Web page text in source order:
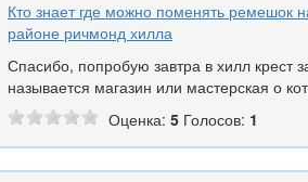
Кто знает где можно поменять ремешок
районе ричмонд хилла
Спасибо, попробую завтра в хилл крест
называется магазин или мастерская о
Оценка: 5 Голосов: 1